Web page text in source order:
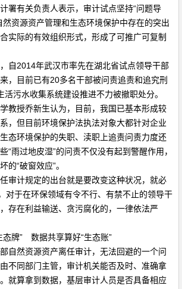
署有关负责人表示，审计试点坚持“问题导
然资源资产管理和生态环境保护中存在的突出
实际的有效组织形式，形成了可推广可复制
2014年武汉市率先在湖北省试点领导干部
，目前已有20多名干部被问责追责和追究刑
污水收集系统建设推进不力被撤职处分。
授乔新生认为，目前，我国已基本形成较
，但目前环境保护法执法对象大都针对企业
态环境保护的失职、渎职上追责问责力度还
“雨过地皮湿”的问责不仅没有起到警醒作用，
的“破窗效应”。
计规定的出台就是要改变这种状况，就必
对于在环保领域有令不行、有禁不止的领导干
存在利益输送、贪污腐化的，一律依法严
牌” 数据共享算好“生态账”
然资源资产离任审计，无法回避的一个问
不同部门主管，审计机关能否及时、准确拿
就算拿到数据，基层审计人员是否具备相应